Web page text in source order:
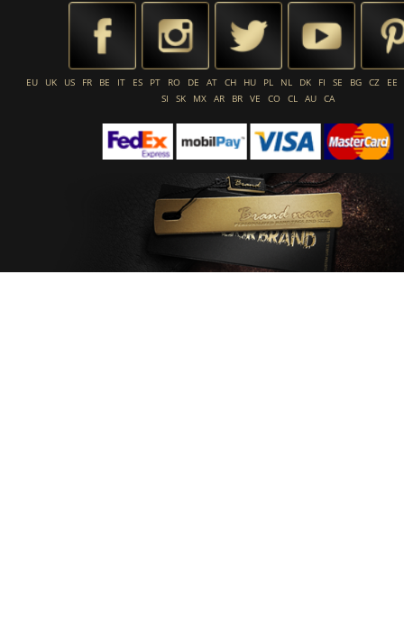
EU UK US FR BE IT ES PT RO DE AT CH HU PL NL DK FI SE BG CZ
EE
SI
SK MX AR BR VE CO CL AU CA